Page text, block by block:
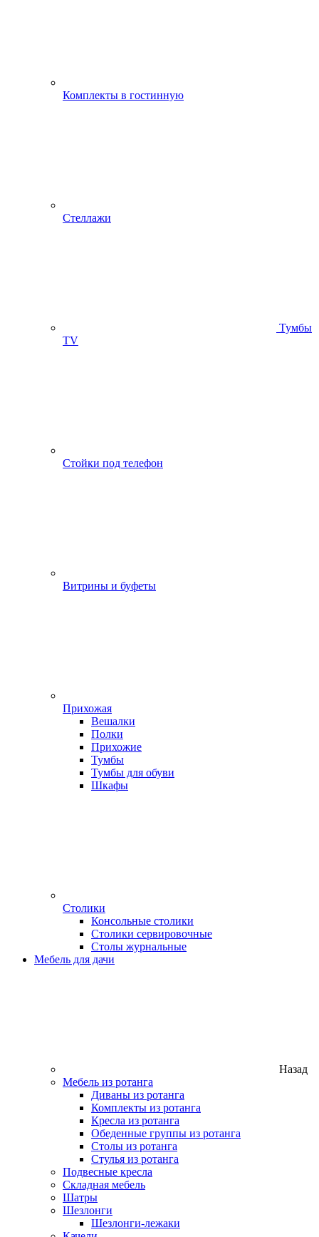
Комплекты в гостинную
Стеллажи
Тумбы
ТV
Стойки под телефон
Витрины и буфеты
Прихожая
Вешалки
Полки
Прихожие
Тумбы
Тумбы для обуви
Шкафы
Столики
Консольные столики
Столики сервировочные
Столы журнальные
Мебель для дачи
Назад
Мебель из ротанга
Диваны из ротанга
Комплекты из ротанга
Кресла из ротанга
Обеденные группы из ротанга
Столы из ротанга
Стулья из ротанга
Подвесные кресла
Складная мебель
Шатры
Шезлонги
Шезлонги-лежаки